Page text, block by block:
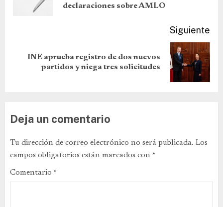
declaraciones sobre AMLO
Siguiente
INE aprueba registro de dos nuevos
partidos y niega tres solicitudes
Deja un comentario
Tu dirección de correo electrónico no será publicada. Los
campos obligatorios están marcados con *
Comentario *